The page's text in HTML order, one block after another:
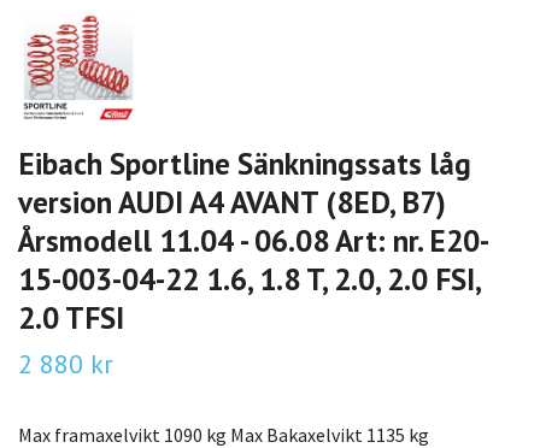
Eibach Sportline Sänkningssats låg
version AUDI A4 AVANT (8ED, B7)
Årsmodell 11.04 - 06.08 Art: nr. E20-
15-003-04-22 1.6, 1.8 T, 2.0, 2.0 FSI,
2.0 TFSI
2 880 kr
Max framaxelvikt 1090 kg Max Bakaxelvikt 1135 kg